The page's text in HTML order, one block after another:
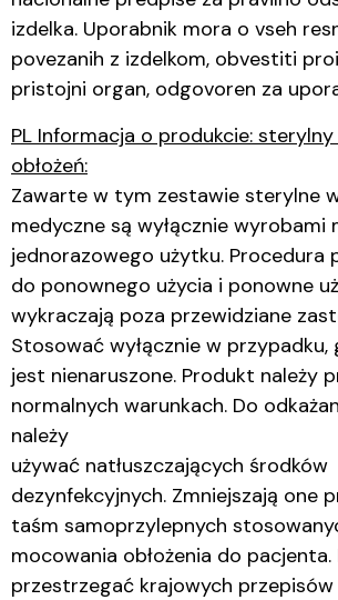
izdelka. Uporabnik mora o vseh
povezanih z izdelkom, obvestiti
pristojni organ, odgovoren za
PL Informacja o produkcie:
obłożeń:
Zawarte w tym zestawie sterylne
medyczne są wyłącznie wyrobami
jednorazowego użytku. Procedura
do ponownego użycia i ponowne
wykraczają poza przewidziane
Stosować wyłącznie w
jest nienaruszone. Produkt należy
normalnych warunkach. Do
należy
używać natłuszczających środków
dezynfekcyjnych. Zmniejszają one
taśm samoprzylepnych
mocowania obłożenia do pacjenta.
przestrzegać krajowych przepisów